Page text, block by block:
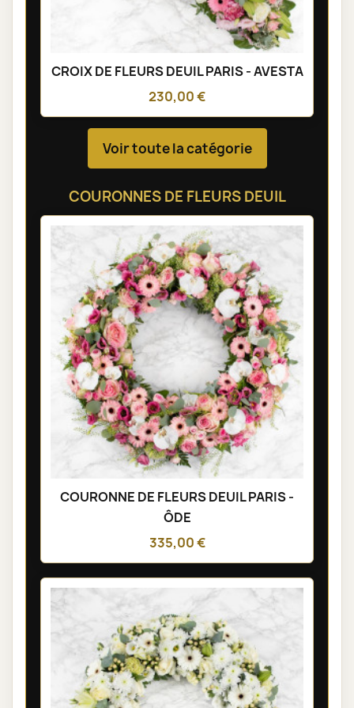
CROIX DE FLEURS DEUIL PARIS - AVESTA
230,00 €
Voir toute la catégorie
COURONNES DE FLEURS DEUIL
COURONNE DE FLEURS DEUIL PARIS -
ÔDE
335,00 €